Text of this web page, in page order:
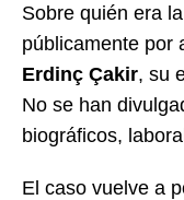
Sobre quién era
públicamente por
Erdinç Çakir, su
No se han
biográficos,
El caso vuelve a